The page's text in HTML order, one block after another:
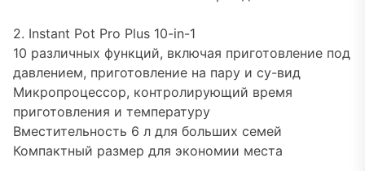
2. Instant Pot Pro Plus 10-in-1
10 различных функций, включая приготовление под
давлением, приготовление на пару и су-вид
Микропроцессор, контролирующий время
приготовления и температуру
Вместительность 6 л для больших семей
Компактный размер для экономии места